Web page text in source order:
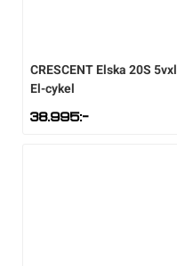
CRESCENTElska 20S 5vxl
El-cykel
38.995:-